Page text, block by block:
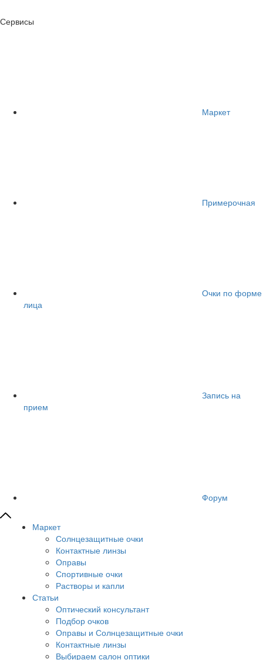
Сервисы
Маркет
Примерочная
Очки по форме
лица
Запись на
прием
Форум
Маркет
Солнцезащитные очки
Контактные линзы
Оправы
Спортивные очки
Растворы и капли
Статьи
Оптический консультант
Подбор очков
Оправы и Солнцезащитные очки
Контактные линзы
Выбираем салон оптики